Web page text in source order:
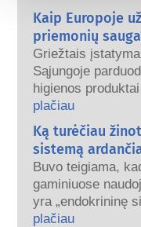
Kaip Europoje
priemonių
Griežtais
Sąjungoje
higienos
naudoti. Įmonės,
reguliavimo
kosmetikos
plačiau
Ką turėčiau
sistemą
Buvo teigiama,
gaminiuose
yra „endokrininę
medžiagos“, nes
plačiau